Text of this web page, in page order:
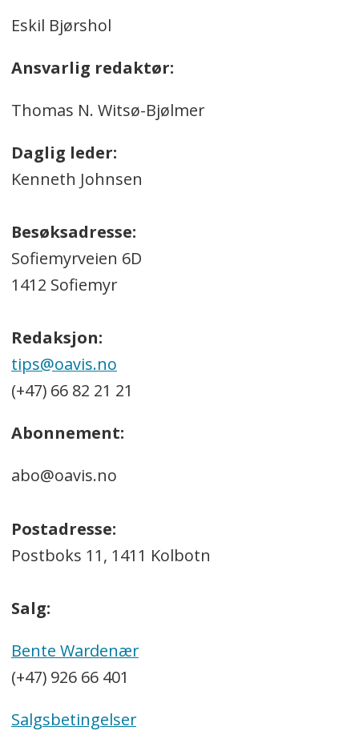
Eskil Bjørshol
Ansvarlig redaktør:
Thomas N. Witsø-Bjølmer
Daglig leder:
Kenneth Johnsen
Besøksadresse:
Sofiemyrveien 6D
1412 Sofiemyr
Redaksjon:
tips@oavis.no
(+47) 66 82 21 21
Abonnement:
abo@oavis.no
Postadresse:
Postboks 11, 1411 Kolbotn
Salg:
Bente Wardenær
(+47) 926 66 401
Salgsbetingelser